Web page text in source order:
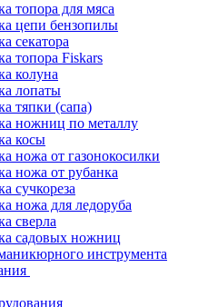
топора для мяса
цепи бензопилы
секатора
топора Fiskars
колуна
лопаты
тяпки (сапа)
ножниц по металлу
косы
ножа от газонокосилки
ножа от рубанка
сучкореза
ножа для ледоруба
сверла
садовых ножниц
инструмента